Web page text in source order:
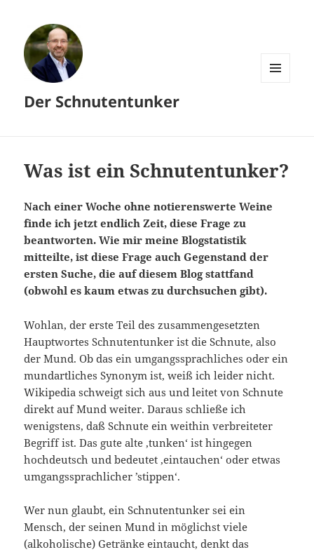
Der Schnutentunker
Was ist ein Schnutentunker?
Nach einer Woche ohne notierenswerte Weine
finde ich jetzt endlich Zeit, diese Frage zu
beantworten. Wie mir meine Blogstatistik
mitteilte, ist diese Frage auch Gegenstand der
ersten Suche, die auf diesem Blog stattfand
(obwohl es kaum etwas zu durchsuchen gibt).
Wohlan, der erste Teil des zusammengesetzten
Hauptwortes Schnutentunker ist die Schnute, also
der Mund. Ob das ein umgangssprachliches oder ein
mundartliches Synonym ist, weiß ich leider nicht.
Wikipedia schweigt sich aus und leitet von Schnute
direkt auf Mund weiter. Daraus schließe ich
wenigstens, daß Schnute ein weithin verbreiteter
Begriff ist. Das gute alte ‚tunken‘ ist hingegen
hochdeutsch und bedeutet ‚eintauchen‘ oder etwas
umgangssprachlicher ’stippen‘.
Wer nun glaubt, ein Schnutentunker sei ein
Mensch, der seinen Mund in möglichst viele
(alkoholische) Getränke eintaucht, denkt das